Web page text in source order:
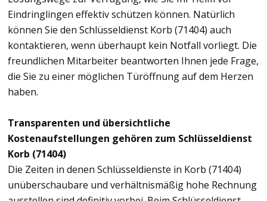
Eindringlingen effektiv schützen können. Natürlich
können Sie den Schlüsseldienst Korb (71404) auch
kontaktieren, wenn überhaupt kein Notfall vorliegt. Die
freundlichen Mitarbeiter beantworten Ihnen jede Frage,
die Sie zu einer möglichen Türöffnung auf dem Herzen
haben.
Transparenten und übersichtliche
Kostenaufstellungen gehören zum Schlüsseldienst
Korb (71404)
Die Zeiten in denen Schlüsseldienste in Korb (71404)
unüberschaubare und verhältnismäßig hohe Rechnung